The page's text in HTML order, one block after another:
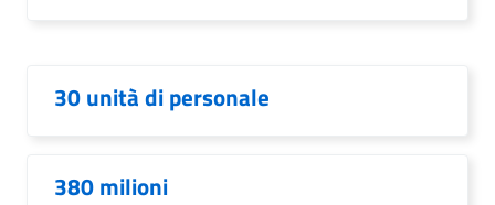
30 unità di personale
380 milioni